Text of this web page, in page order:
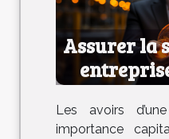
Assurer la
Les avoirs
importance